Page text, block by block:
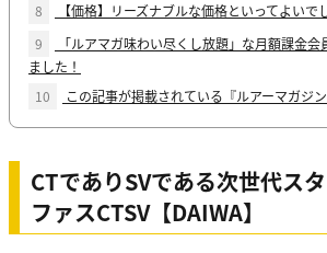
8
【価格】リーズナブルな価格といってよいで
9
「ルアマガ味わい尽くし放題」な月額課金会
ました！
10
この記事が掲載されている『ルアーマガジ
CTでありSVである次世代ス
ファスCTSV【DAIWA】